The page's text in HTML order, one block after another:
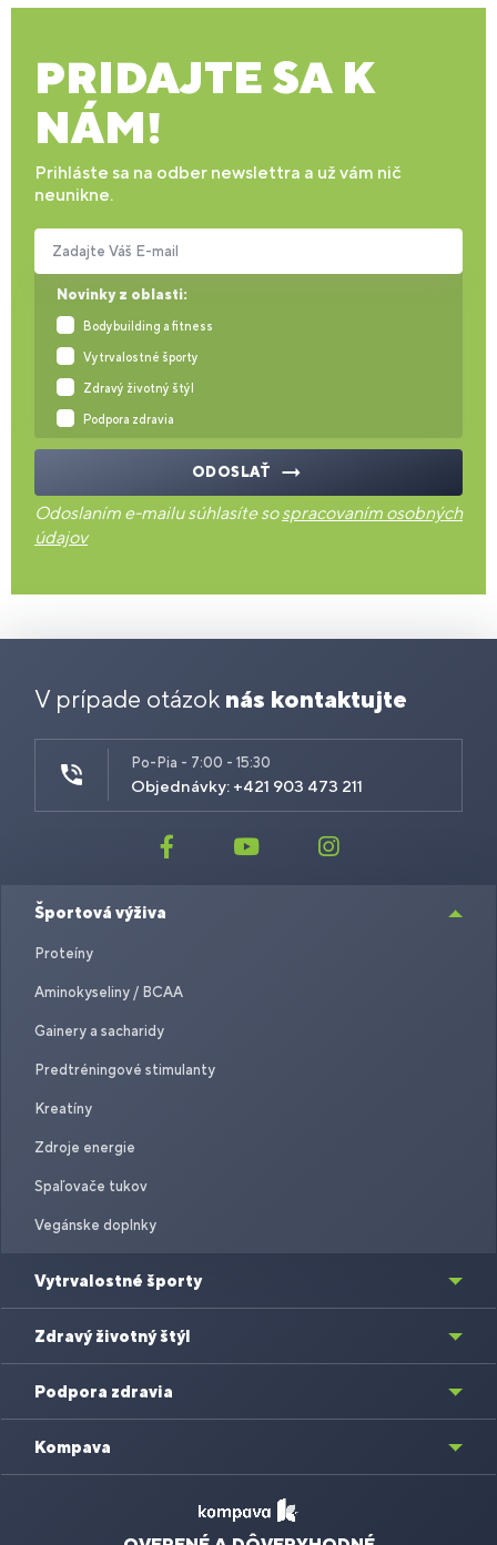
PRIDAJTE SA K
NÁM!
Prihláste sa na odber newslettra a už vám nič
neunikne.
Novinky z oblasti:
Bodybuilding a fitness
Vytrvalostné športy
Zdravý životný štýl
Podpora zdravia
Zadajte Váš E-mail
ODOSLAŤ
Odoslaním e-mailu súhlasíte sospracovaním osobných
údajov
V prípade otázok nás kontaktujte
Po-Pia - 7:00 - 15:30
Objednávky: +421 903 473 211
Športová výživa
Proteíny
Aminokyseliny / BCAA
Gainery a sacharidy
Predtréningové stimulanty
Kreatíny
Zdroje energie
Spaľovače tukov
Vegánske doplnky
Vytrvalostné športy
Zdravý životný štýl
Podpora zdravia
Kompava